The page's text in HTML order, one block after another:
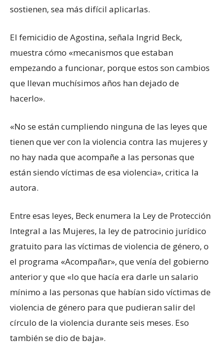
sostienen, sea más difícil aplicarlas.
El femicidio de Agostina, señala Ingrid Beck,
muestra cómo «mecanismos que estaban
empezando a funcionar, porque estos son cambios
que llevan muchísimos años han dejado de
hacerlo».
«No se están cumpliendo ninguna de las leyes que
tienen que ver con la violencia contra las mujeres y
no hay nada que acompañe a las personas que
están siendo víctimas de esa violencia», critica la
autora.
Entre esas leyes, Beck enumera la Ley de Protección
Integral a las Mujeres, la ley de patrocinio jurídico
gratuito para las víctimas de violencia de género, o
el programa «Acompañar», que venía del gobierno
anterior y que «lo que hacía era darle un salario
mínimo a las personas que habían sido víctimas de
violencia de género para que pudieran salir del
círculo de la violencia durante seis meses. Eso
también se dio de baja».